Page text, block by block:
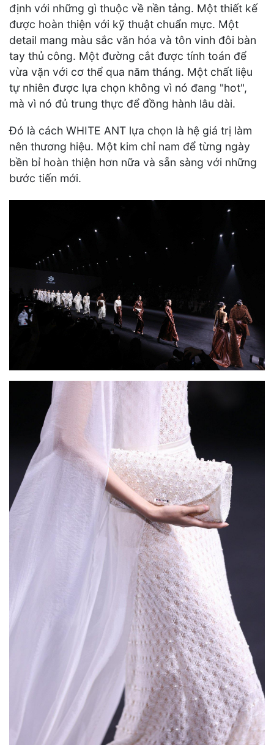
định với những gì thuộc về nền tảng. Một thiết kế
được hoàn thiện với kỹ thuật chuẩn mực. Một
detail mang màu sắc văn hóa và tôn vinh đôi bàn
tay thủ công. Một đường cắt được tính toán để
vừa vặn với cơ thể qua năm tháng. Một chất liệu
tự nhiên được lựa chọn không vì nó đang "hot",
mà vì nó đủ trung thực để đồng hành lâu dài.
Đó là cách WHITE ANT lựa chọn là hệ giá trị làm
nên thương hiệu. Một kim chỉ nam để từng ngày
bền bỉ hoàn thiện hơn nữa và sẵn sàng với những
bước tiến mới.